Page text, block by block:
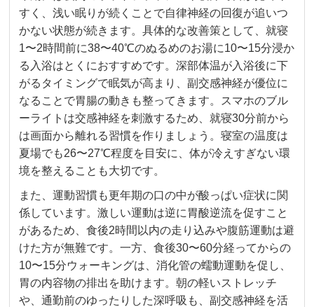
すく、浅い眠りが続くことで自律神経の回復が追いつ
かない状態が続きます。具体的な改善策として、就寝
1〜2時間前に38〜40℃のぬるめのお湯に10〜15分浸か
る入浴はとくにおすすめです。深部体温が入浴後に下
がるタイミングで眠気が高まり、副交感神経が優位に
なることで胃腸の動きも整ってきます。スマホのブル
ーライトは交感神経を刺激するため、就寝30分前から
は画面から離れる習慣を作りましょう。寝室の温度は
夏場でも26〜27℃程度を目安に、体が冷えすぎない環
境を整えることも大切です。
また、運動習慣も更年期の口の中が酸っぱい症状に関
係しています。激しい運動は逆に胃酸逆流を促すこと
があるため、食後2時間以内の走り込みや腹筋運動は避
けた方が無難です。一方、食後30〜60分経ってからの
10〜15分ウォーキングは、消化管の蠕動運動を促し、
胃の内容物の排出を助けます。朝の軽いストレッチ
や、通勤前のゆったりした深呼吸も、副交感神経を活